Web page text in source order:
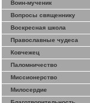
Воин-мученик
Вопросы священнику
Воскресная школа
Православные чудеса
Ковчежец
Паломничество
Миссионерство
Милосердие